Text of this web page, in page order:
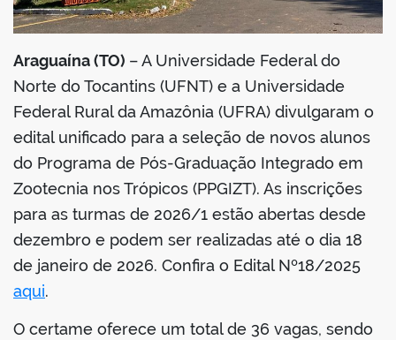
Araguaína (TO) – A Universidade Federal do
Norte do Tocantins (UFNT) e a Universidade
Federal Rural da Amazônia (UFRA) divulgaram o
edital unificado para a seleção de novos alunos
do Programa de Pós-Graduação Integrado em
Zootecnia nos Trópicos (PPGIZT). As inscrições
para as turmas de 2026/1 estão abertas desde
dezembro e podem ser realizadas até o dia 18
de janeiro de 2026. Confira o Edital Nº18/2025
aqui.
O certame oferece um total de 36 vagas, sendo